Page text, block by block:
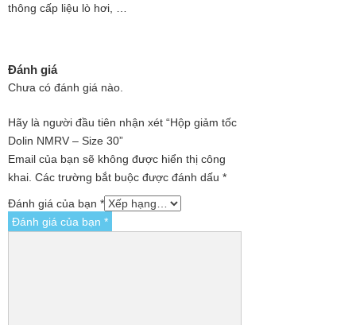
thông cấp liệu lò hơi, …
Đánh giá
Chưa có đánh giá nào.
Hãy là người đầu tiên nhận xét “Hộp giảm tốc
Dolin NMRV – Size 30”
Email của bạn sẽ không được hiển thị công
khai. Các trường bắt buộc được đánh dấu *
Đánh giá của bạn *
Đánh giá của bạn *